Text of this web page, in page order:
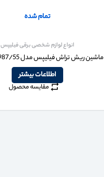
تمام شده
انواع لوازم شخصی برقی فیلیپس
ماشین ریش تراش فیلیپس مدل philips s9987/55
اطلاعات بیشتر
مقایسه محصول